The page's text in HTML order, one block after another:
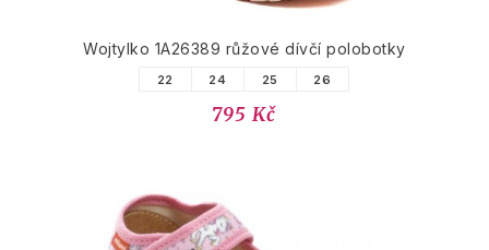
Wojtylko 1A26389 růžové dívčí polobotky
22 24 25 26
795 Kč